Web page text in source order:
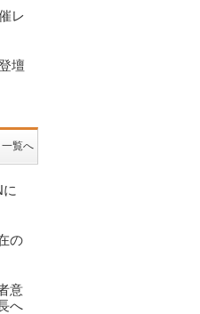
レ
壇
一覧へ
の
意
へ